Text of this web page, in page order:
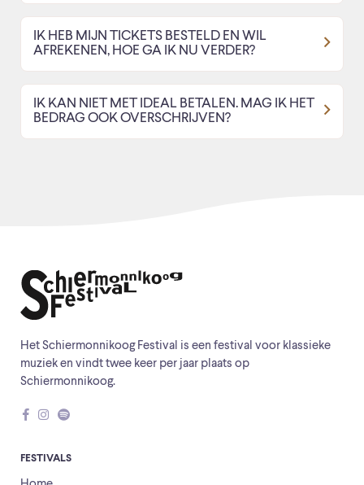
IK HEB MIJN TICKETS BESTELD EN WIL
AFREKENEN, HOE GA IK NU VERDER?
IK KAN NIET MET IDEAL BETALEN. MAG IK HET
BEDRAG OOK OVERSCHRIJVEN?
Het Schiermonnikoog Festival is een festival voor klassieke
muziek en vindt twee keer per jaar plaats op
Schiermonnikoog.
FESTIVALS